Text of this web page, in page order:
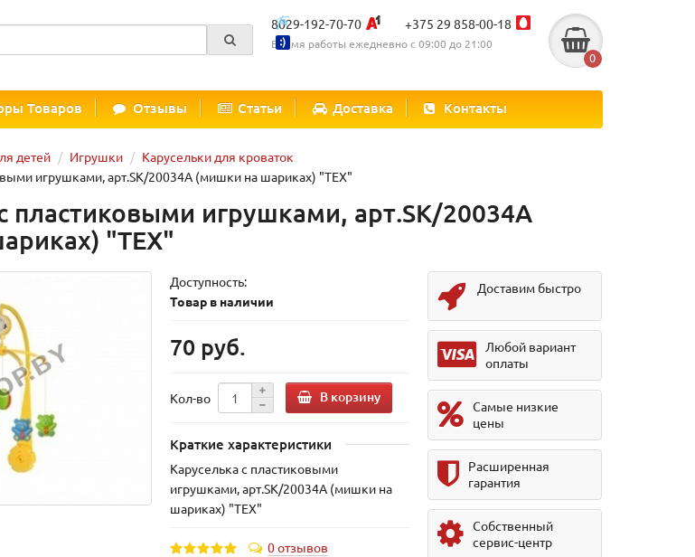
8029-192-70-70 +375 29 858-00-18
Время работы ежедневно с 09:00 до 21:00
0
Товаров Отзывы Статьи Доставка Контакты
детей Игрушки
Карусельки для кроваток
игрушками, арт.SK/20034A (мишки на шариках) "TEX"
пластиковыми игрушками, арт.SK/20034A
"TEX"
Доступность:
Товар в наличии
70 руб.
Кол-во В корзину
Краткие характеристики
Каруселька с пластиковыми
игрушками, арт.SK/20034A (мишки на
шариках) "TEX"
0 отзывов
Доставим быстро
Любой вариант
оплаты
Самые низкие
цены
Расширенная
гарантия
Собственный
сервис-центр